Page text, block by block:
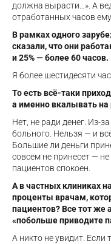
должна вырасти…». А
отработанных часов
В рамках одного
сказали, что они
и 25% — более 60 часов.
Я более шестидесяти
То есть всё-таки
а именно вкалывать на
Нет, не ради денег. Из-
больного. Нельзя — и
Большие ли деньги
совсем не принесет —
пациентов спокоен.
А в частных клиниках
проценты врачам,
пациентов? Все тот
«побольше приводите
А никто не увидит. Если